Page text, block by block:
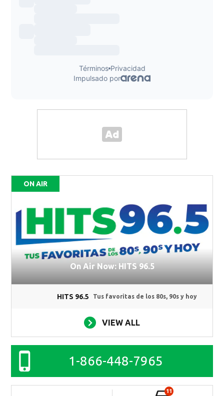
ON AIR
On Air Now: HITS 96.5
HITS 96.5 Tus favoritas de los 80s, 90s y hoy
VIEW ALL
1-866-448-7965
11